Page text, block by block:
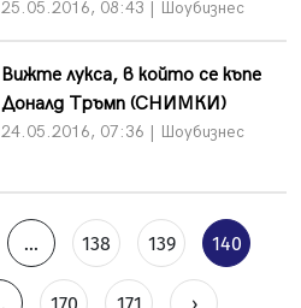
25.05.2016, 08:43 | Шоубизнес
Вижте лукса, в който се къпе
Доналд Тръмп (СНИМКИ)
24.05.2016, 07:36 | Шоубизнес
... 138 139 140